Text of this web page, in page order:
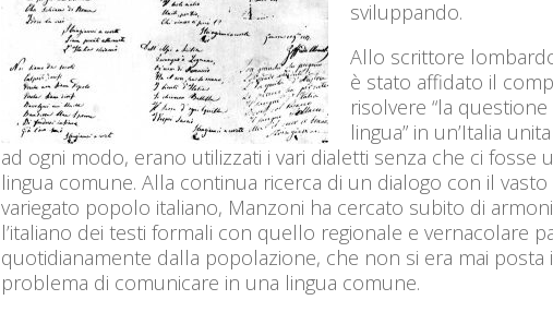
sviluppando.
Allo scrittore
è stato affidato il
risolvere “la
lingua” in un’Italia
ad ogni modo, erano utilizzati i vari dialetti senza che ci fosse
lingua comune. Alla continua ricerca di un dialogo con il vasto
variegato popolo italiano, Manzoni ha cercato subito di
l’italiano dei testi formali con quello regionale e vernacolare
quotidianamente dalla popolazione, che non si era mai posta
problema di comunicare in una lingua comune.